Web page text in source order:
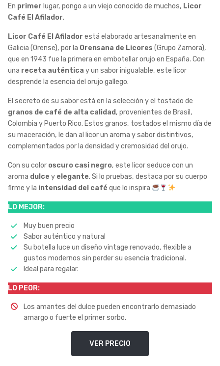
En primer lugar, pongo a un viejo conocido de muchos, Licor
Café El Afilador.
Licor Café El Afilador está elaborado artesanalmente en
Galicia (Orense), por la Orensana de Licores (Grupo Zamora),
que en 1943 fue la primera en embotellar orujo en España. Con
una receta auténtica y un sabor inigualable, este licor
desprende la esencia del orujo gallego.
El secreto de su sabor está en la selección y el tostado de
granos de café de alta calidad , provenientes de Brasil,
Colombia y Puerto Rico. Estos granos, tostados el mismo día de
su maceración, le dan al licor un aroma y sabor distintivos,
complementados por la densidad y cremosidad del orujo.
Con su color oscuro casi negro, este licor seduce con un
aroma dulce y elegante. Si lo pruebas, destaca por su cuerpo
firme y la intensidad del café que lo inspira
LO MEJOR:
Muy buen precio
Sabor auténtico y natural
Su botella luce un diseño vintage renovado, flexible a
gustos modernos sin perder su esencia tradicional.
Ideal para regalar.
LO PEOR:
Los amantes del dulce pueden encontrarlo demasiado
amargo o fuerte el primer sorbo.
VER PRECIO